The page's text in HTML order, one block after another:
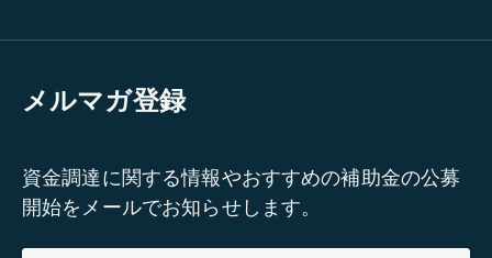
メルマガ登録
資金調達に関する情報やおすすめの補助金の公募
開始をメールでお知らせします。